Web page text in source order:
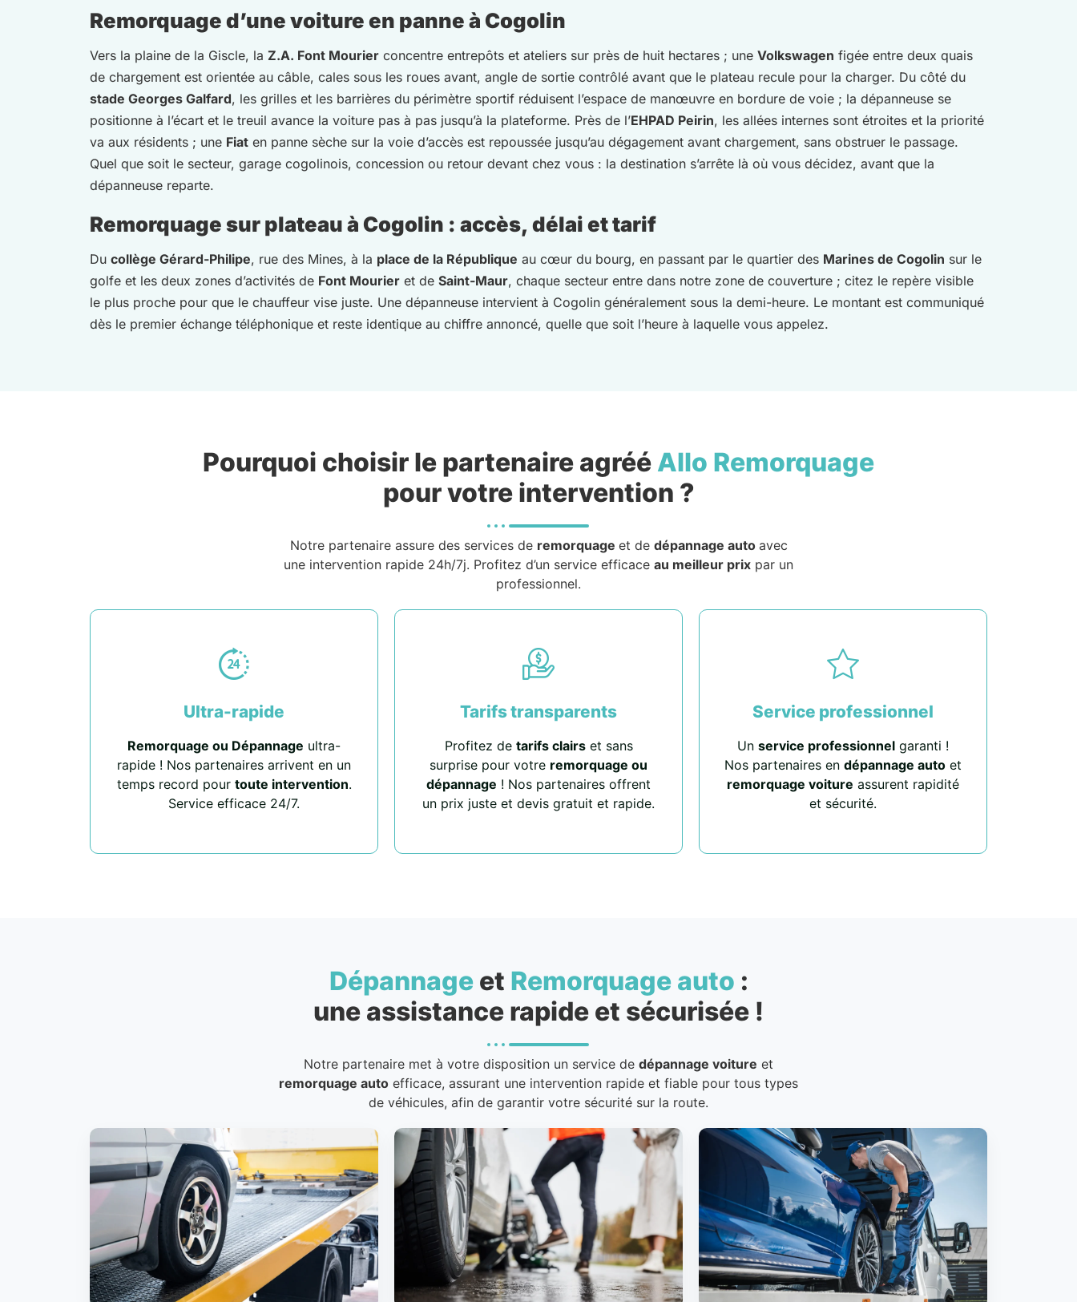
Remorquage d’une voiture en panne à Cogolin
Vers la plaine de la Giscle, la Z.A. Font Mourier concentre entrepôts et ateliers sur près de huit hectares ; une Volkswagen figée entre deux quais
de chargement est orientée au câble, cales sous les roues avant, angle de sortie contrôlé avant que le plateau recule pour la charger. Du côté du
stade Georges Galfard, les grilles et les barrières du périmètre sportif réduisent l’espace de manœuvre en bordure de voie ; la dépanneuse se
positionne à l’écart et le treuil avance la voiture pas à pas jusqu’à la plateforme. Près de l’EHPAD Peirin, les allées internes sont étroites et la priorité
va aux résidents ; une Fiat en panne sèche sur la voie d’accès est repoussée jusqu’au dégagement avant chargement, sans obstruer le passage.
Quel que soit le secteur, garage cogolinois, concession ou retour devant chez vous : la destination s’arrête là où vous décidez, avant que la
dépanneuse reparte.
Remorquage sur plateau à Cogolin : accès, délai et tarif
Du collège Gérard-Philipe, rue des Mines, à la place de la République au cœur du bourg, en passant par le quartier des Marines de Cogolin sur le
golfe et les deux zones d’activités de Font Mourier et de Saint-Maur, chaque secteur entre dans notre zone de couverture ; citez le repère visible
le plus proche pour que le chauffeur vise juste. Une dépanneuse intervient à Cogolin généralement sous la demi-heure. Le montant est communiqué
dès le premier échange téléphonique et reste identique au chiffre annoncé, quelle que soit l’heure à laquelle vous appelez.
Pourquoi choisir le partenaire agréé Allo Remorquage
pour votre intervention ?
Notre partenaire assure des services de remorquage et de dépannage auto avec
une intervention rapide 24h/7j. Profitez d’un service efficace au meilleur prix par un
professionnel.
Ultra-rapide
Remorquage ou Dépannage ultra-
rapide ! Nos partenaires arrivent en un
temps record pour toute intervention.
Service efficace 24/7.
Tarifs transparents
Profitez de tarifs clairset sans
surprise pour votre remorquage ou
dépannage ! Nos partenaires offrent
un prix juste et devis gratuit et rapide.
Service professionnel
Un service professionnel garanti !
Nos partenaires en dépannage auto et
remorquage voiture assurent rapidité
et sécurité.
Dépannageet Remorquage auto :
une assistance rapide et sécurisée !
Notre partenaire met à votre disposition un service de dépannage voiture et
remorquage auto efficace, assurant une intervention rapide et fiable pour tous types
de véhicules, afin de garantir votre sécurité sur la route.